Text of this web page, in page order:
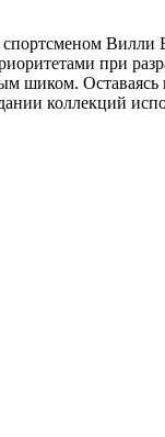
Вилли
при
шиком.
коллекций